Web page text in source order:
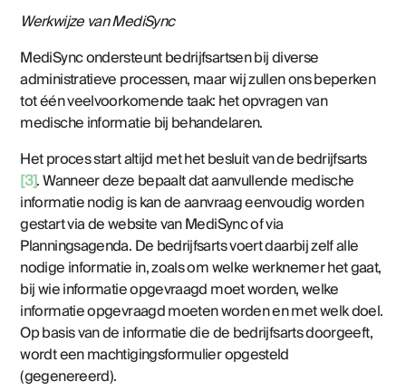
Werkwijze van MediSync
MediSync ondersteunt bedrijfsartsen bij diverse
administratieve processen, maar wij zullen ons beperken
tot één veelvoorkomende taak: het opvragen van
medische informatie bij behandelaren.
Het proces start altijd met het besluit van de bedrijfsarts
[3]. Wanneer deze bepaalt dat aanvullende medische
informatie nodig is kan de aanvraag eenvoudig worden
gestart via de website van MediSync of via
Planningsagenda. De bedrijfsarts voert daarbij zelf alle
nodige informatie in, zoals om welke werknemer het gaat,
bij wie informatie opgevraagd moet worden, welke
informatie opgevraagd moeten worden en met welk doel.
Op basis van de informatie die de bedrijfsarts doorgeeft,
wordt een machtigingsformulier opgesteld
(gegenereerd).